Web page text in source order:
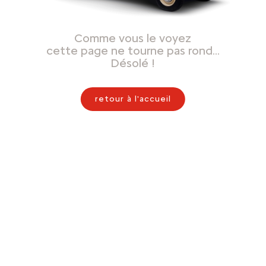
Comme vous le voyez
cette page ne tourne pas rond…
Désolé !
retour à l'accueil